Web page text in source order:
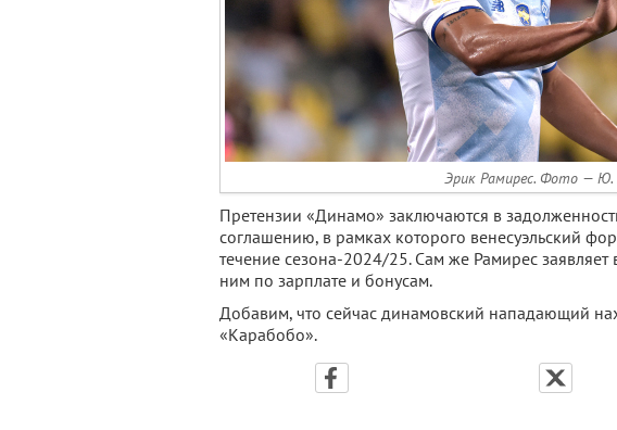
Эрик Рамирес. Фото — Ю.
Претензии «Динамо» заключаются в
соглашению, в рамках которого венесуэльский
течение сезона-2024/25. Сам же Рамирес заявляет
ним по зарплате и бонусам.
Добавим, что сейчас динамовский нападающий
«Карабобо».